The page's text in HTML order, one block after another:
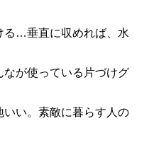
る…垂直に収めれば、水
なが使っている片づけグ
いい。素敵に暮らす人の